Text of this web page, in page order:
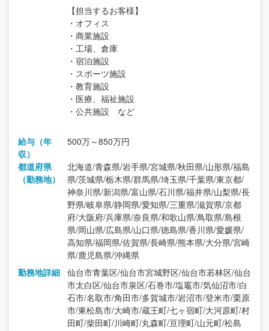
【担当するお客様】
・オフィス
・商業施設
・工場、倉庫
・宿泊施設
・スポーツ施設
・教育施設
・医療、福祉施設
・公共施設 など
給与（年
収）
500万～850万円
都道府県
（勤務地）
北海道/青森県/岩手県/宮城県/秋田県/山形県/福島
県/茨城県/栃木県/群馬県/埼玉県/千葉県/東京都/
神奈川県/新潟県/富山県/石川県/福井県/山梨県/長
野県/岐阜県/静岡県/愛知県/三重県/滋賀県/京都
府/大阪府/兵庫県/奈良県/和歌山県/鳥取県/島根
県/岡山県/広島県/山口県/徳島県/香川県/愛媛県/
高知県/福岡県/佐賀県/長崎県/熊本県/大分県/宮崎
県/鹿児島県/沖縄県
勤務地詳細 仙台市青葉区/仙台市宮城野区/仙台市若林区/仙台
市太白区/仙台市泉区/石巻市/塩竈市/気仙沼市/白
石市/名取市/角田市/多賀城市/岩沼市/登米市/栗原
市/東松島市/大崎市/蔵王町/七ヶ宿町/大河原町/村
田町/柴田町/川崎町/丸森町/亘理町/山元町/松島